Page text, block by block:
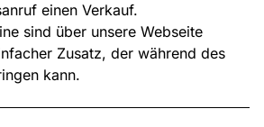
einen Verkauf.
sind über unsere Webseite
Zusatz, der während des
kann.